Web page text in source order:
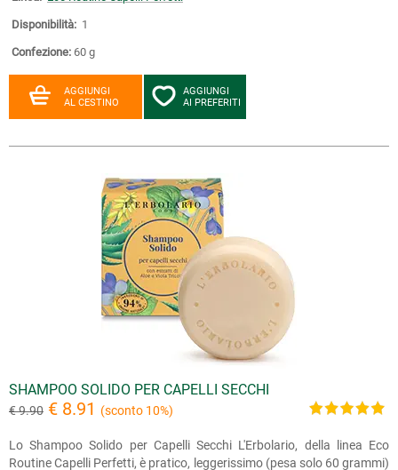
Disponibilità: 1
Confezione: 60 g
AGGIUNGI
AL CESTINO
AGGIUNGI
AI PREFERITI
SHAMPOO SOLIDO PER CAPELLI SECCHI
€ 9.90 € 8.91 (sconto 10%)
Lo Shampoo Solido per Capelli Secchi L'Erbolario, della linea Eco
Routine Capelli Perfetti, è pratico, leggerissimo (pesa solo 60 grammi)